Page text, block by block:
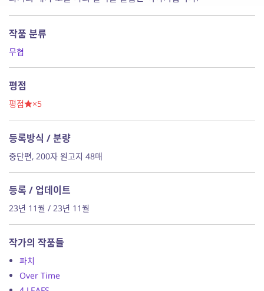
작품 분류
무협
평점
평점 ×5
등록방식 / 분량
중단편, 200자 원고지 48매
등록 / 업데이트
23년 11월 / 23년 11월
작가의 작품들
파치
Over Time